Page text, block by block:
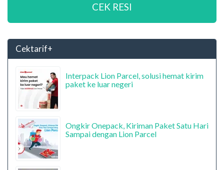
CEK RESI
Cektarif+
Interpack Lion Parcel, solusi hemat kirim
paket ke luar negeri
Ongkir Onepack, Kiriman Paket Satu Hari
Sampai dengan Lion Parcel